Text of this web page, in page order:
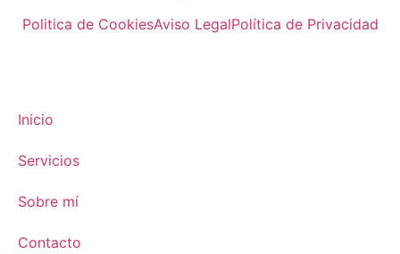
Politica de CookiesAviso LegalPolítica de Privacidad
Inicio
Servicios
Sobre mí
Contacto